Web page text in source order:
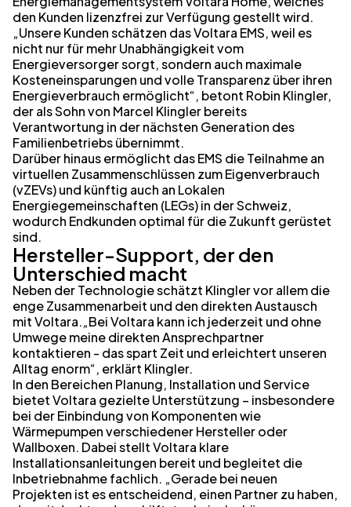
den Kunden lizenzfrei zur Verfügung gestellt wird.
„Unsere Kunden schätzen das Voltara EMS, weil es
nicht nur für mehr Unabhängigkeit vom
Energieversorger sorgt, sondern auch maximale
Kosteneinsparungen und volle Transparenz über ihren
Energieverbrauch ermöglicht“, betont Robin Klingler,
der als Sohn von Marcel Klingler bereits
Verantwortung in der nächsten Generation des
Familienbetriebs übernimmt.
Darüber hinaus ermöglicht das EMS die Teilnahme an
virtuellen Zusammenschlüssen zum Eigenverbrauch
(vZEVs) und künftig auch an Lokalen
Energiegemeinschaften (LEGs) in der Schweiz,
wodurch Endkunden optimal für die Zukunft gerüstet
sind.
Hersteller-Support, der den
Unterschied macht
Neben der Technologie schätzt Klingler vor allem die
enge Zusammenarbeit und den direkten Austausch
mit Voltara.„Bei Voltara kann ich jederzeit und ohne
Umwege meine direkten Ansprechpartner
kontaktieren - das spart Zeit und erleichtert unseren
Alltag enorm“, erklärt Klingler.
In den Bereichen Planung, Installation und Service
bietet Voltara gezielte Unterstützung – insbesondere
bei der Einbindung von Komponenten wie
Wärmepumpen verschiedener Hersteller oder
Wallboxen. Dabei stellt Voltara klare
Installationsanleitungen bereit und begleitet die
Inbetriebnahme fachlich. „Gerade bei neuen
Projekten ist es entscheidend, einen Partner zu haben,